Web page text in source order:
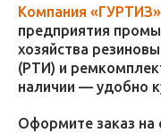
Компания «ГУРТИЗ»
предприятия
хозяйства
(РТИ) и
наличии — удобно
Оформите заказ на